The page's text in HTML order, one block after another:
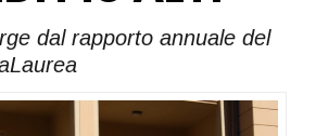
dal rapporto annuale del